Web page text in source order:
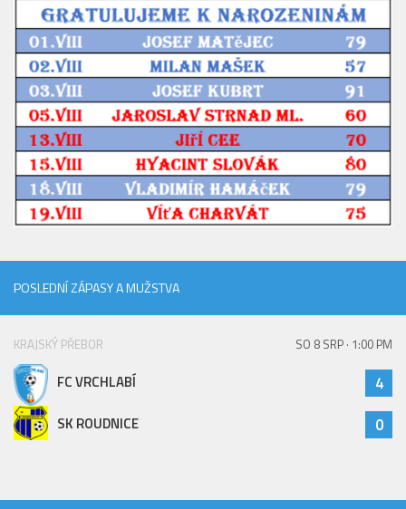
Realizační tým
Historie MB
Zápasy MB 2025/26
Zápasy MB 2024/25
2023/24
Tabulka
St. dorost
Zápasy SD 2026/27
Hráči
Zápasy
Zápasy MD
POSLEDNÍ ZÁPASY A MUŽSTVA
KRAJSKÝ PŘEBOR SO 8 SRP · 1:00 PM
FC VRCHLABÍ 4
SK ROUDNICE 0